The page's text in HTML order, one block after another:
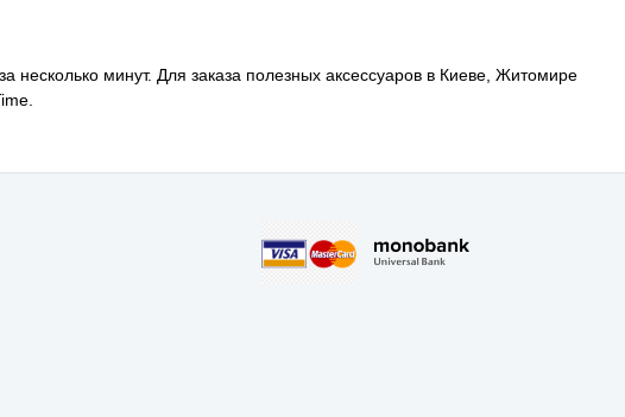
несколько минут. Для заказа полезных аксессуаров в Киеве, Житомире